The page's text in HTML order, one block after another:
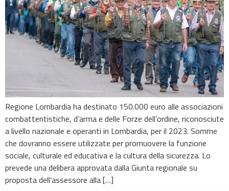
Regione Lombardia ha destinato 150.000 euro alle associazioni
combattentistiche, d’arma e delle Forze dell’ordine, riconosciute
a livello nazionale e operanti in Lombardia, per il 2023. Somme
che dovranno essere utilizzate per promuovere la funzione
sociale, culturale ed educativa e la cultura della sicurezza. Lo
prevede una delibera approvata dalla Giunta regionale su
proposta dell’assessore alla […]